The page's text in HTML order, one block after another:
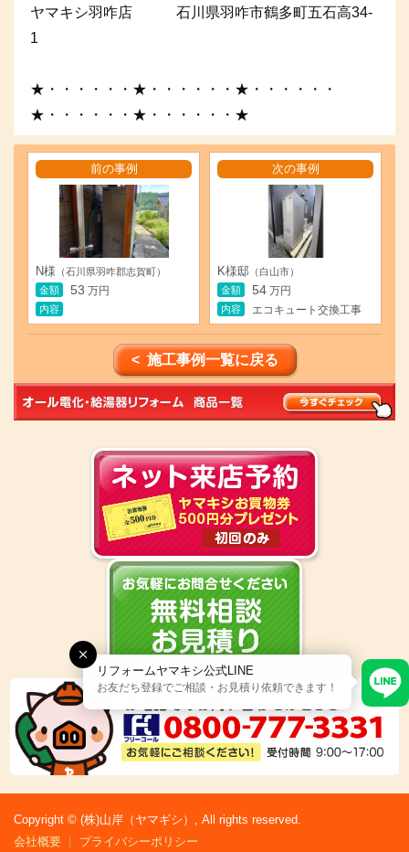
ヤマキシ羽咋店 石川県羽咋市鶴多町五石高34-
1
★・・・・・・★・・・・・・★・・・・・・
★・・・・・・★・・・・・・★
前の事例
N様 （石川県羽咋郡志賀町）
金額
53 万円
内容
次の事例
K様邸 （白山市）
金額
54 万円
内容
エコキュート交換工事
< 施工事例一覧に戻る
Copyright © (株)山岸（ヤマギシ）, All rights reserved.
会社概要
プライバシーポリシー
リフォームヤマキシ公式LINE
お友だち登録でご相談・お見積り依頼できます！